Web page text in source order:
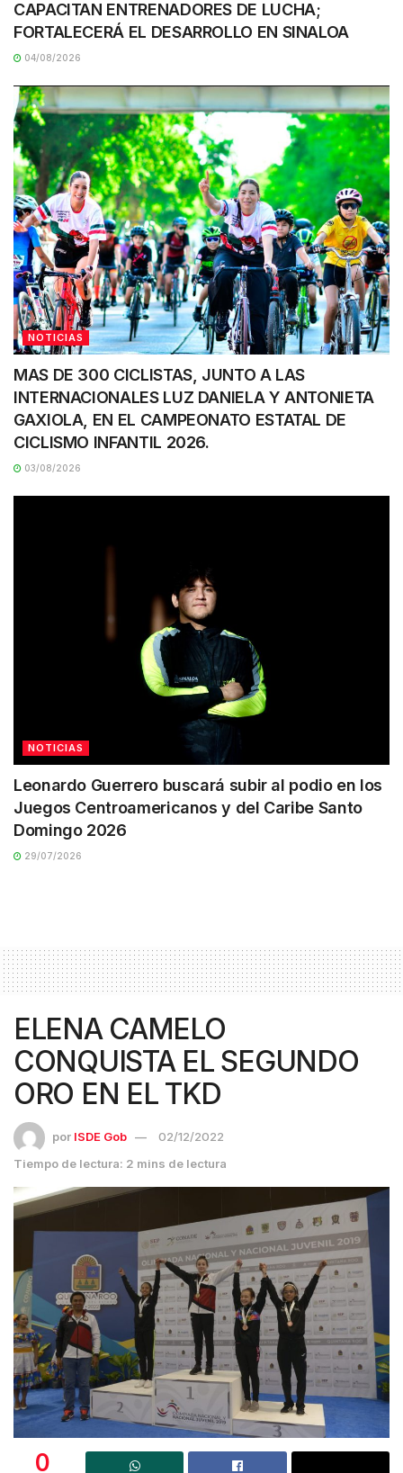
CAPACITAN ENTRENADORES DE LUCHA;
FORTALECERÁ EL DESARROLLO EN SINALOA
04/08/2026
NOTICIAS
MAS DE 300 CICLISTAS, JUNTO A LAS
INTERNACIONALES LUZ DANIELA Y ANTONIETA
GAXIOLA, EN EL CAMPEONATO ESTATAL DE
CICLISMO INFANTIL 2026.
03/08/2026
NOTICIAS
Leonardo Guerrero buscará subir al podio en los
Juegos Centroamericanos y del Caribe Santo
Domingo 2026
29/07/2026
ELENA CAMELO
CONQUISTA EL SEGUNDO
ORO EN EL TKD
por ISDE Gob
02/12/2022
Tiempo de lectura: 2 mins de lectura
0